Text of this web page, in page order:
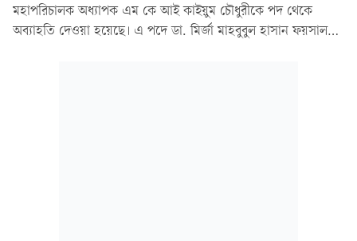
মহাপরিচালক অধ্যাপক এম কে আই কাইয়ুম চৌধুরীকে পদ থেকে
অব্যাহতি দেওয়া হয়েছে। এ পদে ডা. মির্জা মাহবুবুল হাসান ফয়সালকে